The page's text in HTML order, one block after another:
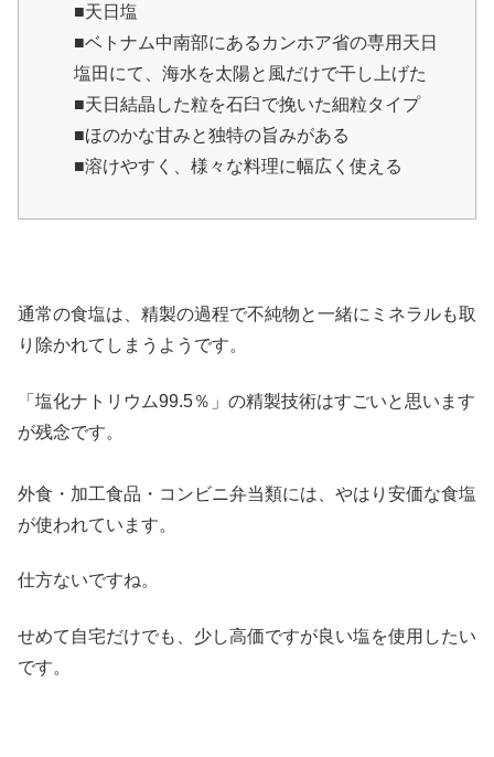
■天日塩
■ベトナム中南部にあるカンホア省の専用天日
塩田にて、海水を太陽と風だけで干し上げた
■天日結晶した粒を石臼で挽いた細粒タイプ
■ほのかな甘みと独特の旨みがある
■溶けやすく、様々な料理に幅広く使える
通常の食塩は、精製の過程で不純物と一緒にミネラルも取
り除かれてしまうようです。
「塩化ナトリウム99.5％」の精製技術はすごいと思います
が残念です。
外食・加工食品・コンビニ弁当類には、やはり安価な食塩
が使われています。
仕方ないですね。
せめて自宅だけでも、少し高価ですが良い塩を使用したい
です。